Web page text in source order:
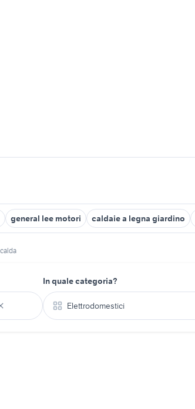
general lee motori caldaie a legna giardino
In quale categoria?
Elettrodomestici